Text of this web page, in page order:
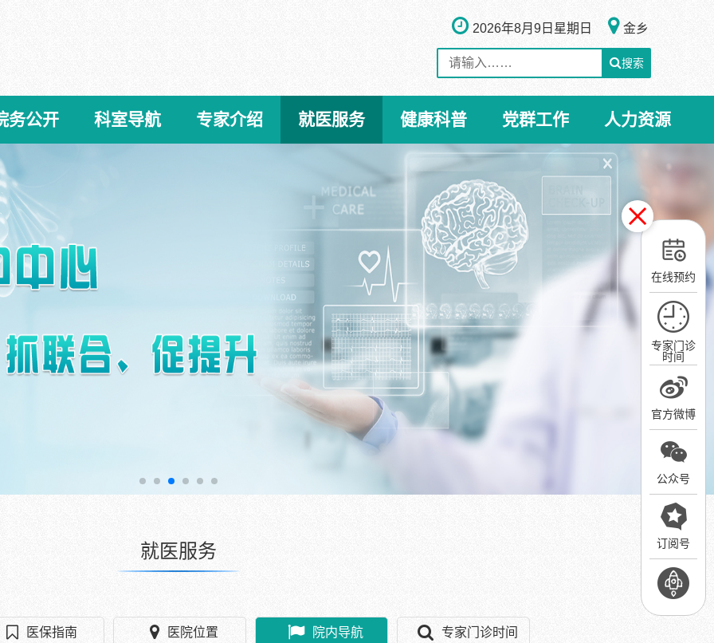
在线预约
专家门诊
时间
官方微博
公众号
订阅号
2026年8月9日 星期日 金乡
搜索
务公开 科室导航 专家介绍 就医服务 健康科普 党群工作 人力资源
就医服务
医保指南 医院位置 院内导航 专家门诊时间